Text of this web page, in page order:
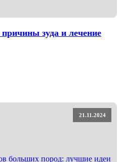
зуда и лечение
21.11.2024